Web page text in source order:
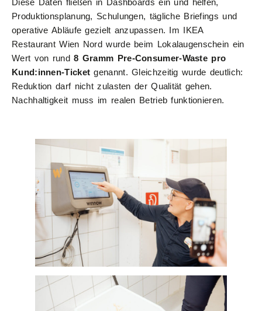
Diese Daten fließen in Dashboards ein und helfen,
Produktionsplanung, Schulungen, tägliche Briefings und
operative Abläufe gezielt anzupassen. Im IKEA
Restaurant Wien Nord wurde beim Lokalaugenschein ein
Wert von rund8 Gramm Pre-Consumer-Waste pro
Kund:innen-Ticket genannt. Gleichzeitig wurde deutlich:
Reduktion darf nicht zulasten der Qualität gehen.
Nachhaltigkeit muss im realen Betrieb funktionieren.